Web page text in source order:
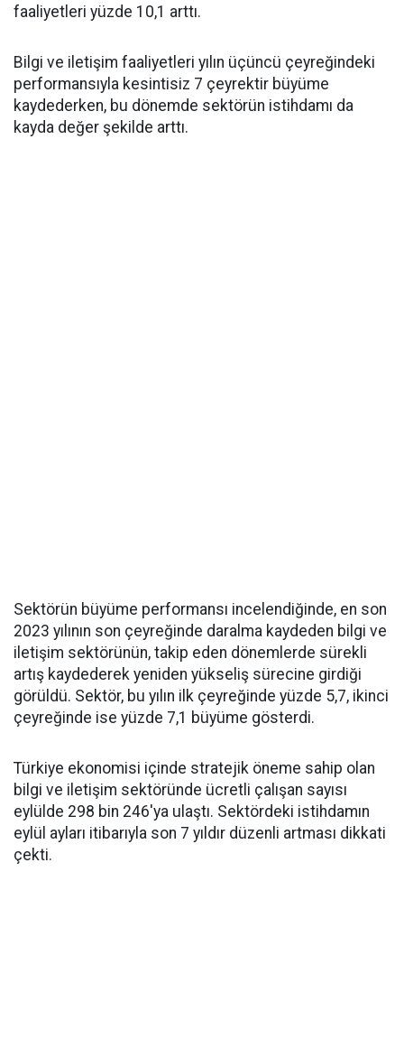
faaliyetleri yüzde 10,1 arttı.
Bilgi ve iletişim faaliyetleri yılın üçüncü çeyreğindeki
performansıyla kesintisiz 7 çeyrektir büyüme
kaydederken, bu dönemde sektörün istihdamı da
kayda değer şekilde arttı.
Sektörün büyüme performansı incelendiğinde, en son
2023 yılının son çeyreğinde daralma kaydeden bilgi ve
iletişim sektörünün, takip eden dönemlerde sürekli
artış kaydederek yeniden yükseliş sürecine girdiği
görüldü. Sektör, bu yılın ilk çeyreğinde yüzde 5,7, ikinci
çeyreğinde ise yüzde 7,1 büyüme gösterdi.
Türkiye ekonomisi içinde stratejik öneme sahip olan
bilgi ve iletişim sektöründe ücretli çalışan sayısı
eylülde 298 bin 246'ya ulaştı. Sektördeki istihdamın
eylül ayları itibarıyla son 7 yıldır düzenli artması dikkati
çekti.